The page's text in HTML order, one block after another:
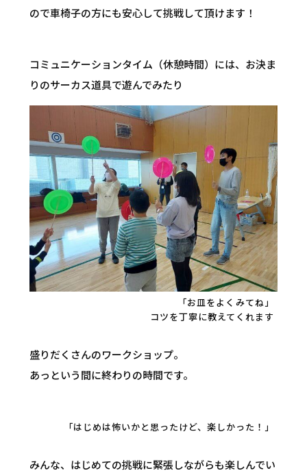
ので車椅子の方にも安心して挑戦して頂けます！
コミュニケーションタイム（休憩時間）には、お決ま
りのサーカス道具で遊んでみたり
「お皿をよくみてね」
コツを丁寧に教えてくれます
盛りだくさんのワークショップ。
あっという間に終わりの時間です。
「はじめは怖いかと思ったけど、楽しかった！」
みんな、はじめての挑戦に緊張しながらも楽しんでい